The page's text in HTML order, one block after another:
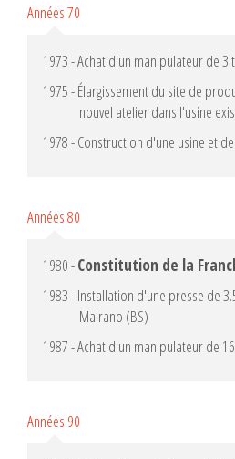
Années 70
1973 - Achat d'un manipulateur de 3 t
1975 - Élargissement du site de
nouvel atelier dans l'usine
1978 - Construction d'une usine et
Années 80
1980 -Constitution de la
1983 - Installation d'une presse de
Mairano (BS)
1987 - Achat d'un manipulateur de
Années 90